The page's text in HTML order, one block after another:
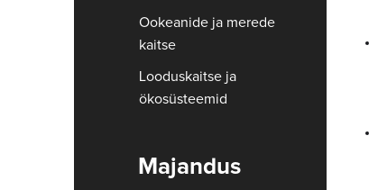
Ookeanide ja merede
kaitse
Looduskaitse ja
ökosüsteemid
Majandus